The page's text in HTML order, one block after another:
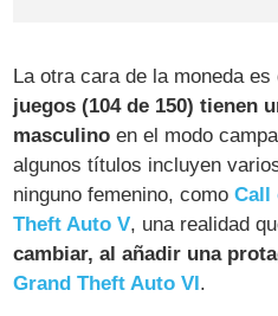
La otra cara de la moneda
juegos (104 de 150) tienen
masculino en el modo
algunos títulos incluyen
ninguno femenino, comoCall
Theft Auto V, una realidad
cambiar, al añadir una
Grand Theft Auto VI .